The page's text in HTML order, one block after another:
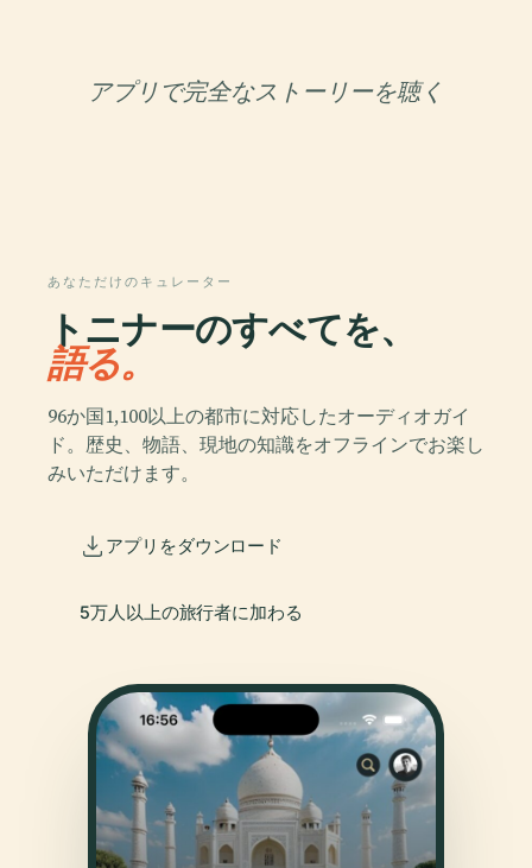
アプリで完全なストーリーを聴く
あなただけのキュレーター
トニナーのすべてを、
語る。
96か国1,100以上の都市に対応したオーディオガイ
ド。歴史、物語、現地の知識をオフラインでお楽し
みいただけます。
アプリをダウンロード
5万人以上の旅行者に加わる